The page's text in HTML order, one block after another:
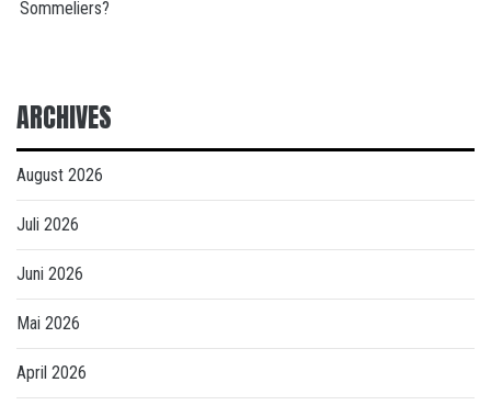
Sommeliers?
ARCHIVES
August 2026
Juli 2026
Juni 2026
Mai 2026
April 2026